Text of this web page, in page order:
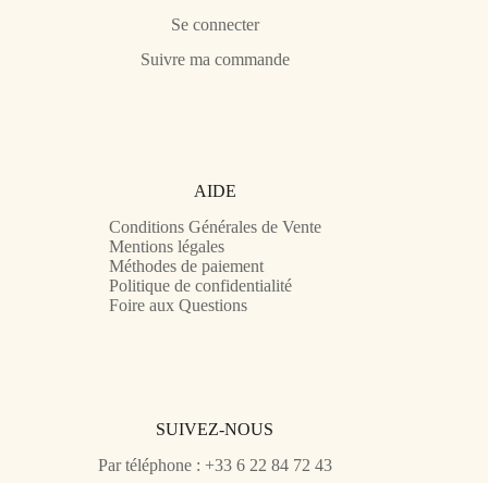
Se connecter
Suivre ma commande
AIDE
Conditions Générales de Vente
Mentions légales
Méthodes de paiement
Politique de confidentialité
Foire aux Questions
SUIVEZ-NOUS
Par téléphone : +33 6 22 84 72 43